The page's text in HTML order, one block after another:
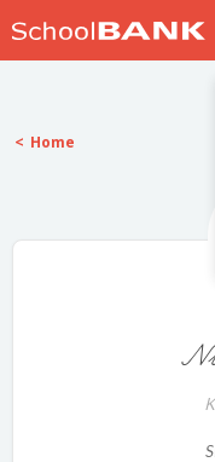
Home